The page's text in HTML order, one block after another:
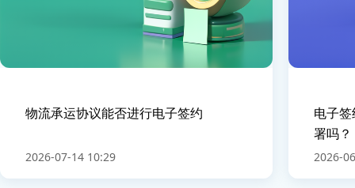
物流承运协议能否进行电子签约
2026-07-14 10:29
电子
署吗？
2026-